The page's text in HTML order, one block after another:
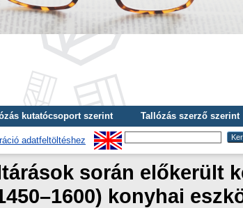
kutatócsoport szerint Tallózás szerző szerint
adatfeltöltéshez
során előkerült
konyhai